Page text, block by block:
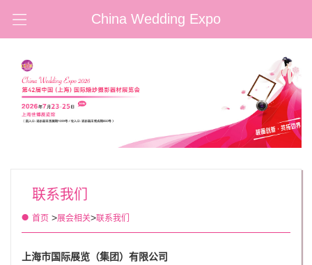
China Wedding Expo
联系我们
首页 >展会相关>联系我们
上海市国际展览（集团）有限公司